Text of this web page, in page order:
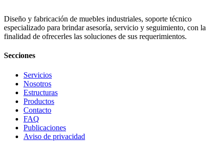
Diseño y fabricación de muebles industriales, soporte técnico
especializado para brindar asesoría, servicio y seguimiento, con la
finalidad de ofrecerles las soluciones de sus requerimientos.
Secciones
Servicios
Nosotros
Estructuras
Productos
Contacto
FAQ
Publicaciones
Aviso de privacidad